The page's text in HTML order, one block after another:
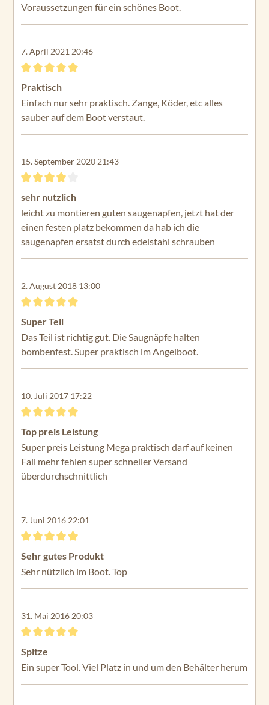
Voraussetzungen für ein schönes Boot.
7. April 2021 20:46
Bewertung mit 5 von 5 Sternen
Praktisch
Einfach nur sehr praktisch. Zange, Köder, etc alles
sauber auf dem Boot verstaut.
15. September 2020 21:43
Bewertung mit 4 von 5 Sternen
sehr nutzlich
leicht zu montieren guten saugenapfen, jetzt hat der
einen festen platz bekommen da hab ich die
saugenapfen ersatst durch edelstahl schrauben
2. August 2018 13:00
Bewertung mit 5 von 5 Sternen
Super Teil
Das Teil ist richtig gut. Die Saugnäpfe halten
bombenfest. Super praktisch im Angelboot.
10. Juli 2017 17:22
Bewertung mit 5 von 5 Sternen
Top preis Leistung
Super preis Leistung Mega praktisch darf auf keinen
Fall mehr fehlen super schneller Versand
überdurchschnittlich
7. Juni 2016 22:01
Bewertung mit 5 von 5 Sternen
Sehr gutes Produkt
Sehr nützlich im Boot. Top
31. Mai 2016 20:03
Bewertung mit 5 von 5 Sternen
Spitze
Ein super Tool. Viel Platz in und um den Behälter herum